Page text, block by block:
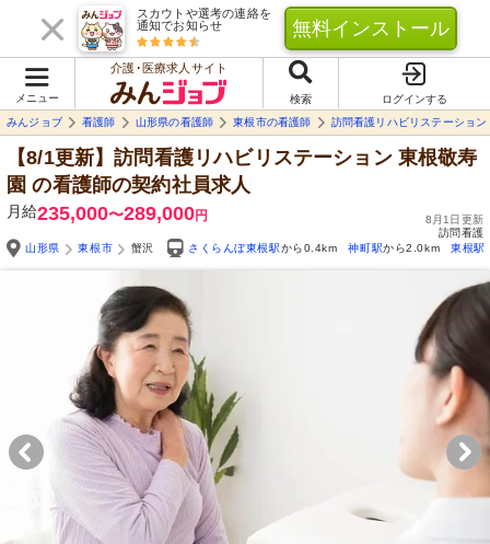
スカウトや選考の連絡を
通知でお知らせ
無料インストール
メニュー
介護･医療求人サイト
検索
ログインする
みんジョブ
看護師 山形県の看護師 東根市の看護師 訪問看護リハビリステーショ
【8/1更新】訪問看護リハビリステーション 東根敬寿
園 の看護師の契約社員求人
月給235,000〜289,000円
8月1日更新
訪問看護
山形県
東根市 蟹沢 さくらんぼ東根駅から0.4km 神町駅から2.0km 東根駅